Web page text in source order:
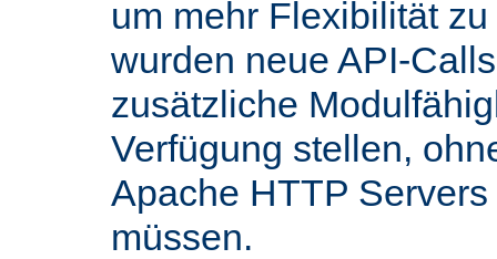
um mehr Flexibilität
wurden neue API-
zusätzliche
Verfügung stellen,
Apache HTTP
müssen.